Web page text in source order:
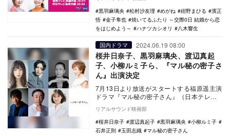
～交際…
黒羽麻璃央
松村沙友理 めがね 紺野まひる
濱正
悟
金子隼也
焼いてるふたり ～交際0日 結婚から恋
をはじめよう～
ハナツカシオリ 八木響生
国内ドラマ 2024.06.19 08:00
桜井日奈子、黒羽麻璃央、渡辺真起
子、小柳ルミ子ら、『マル秘の密子さ
ん』出演決定
7月13日より放送がスタートする福原遥主演
ドラマ『マル秘の密子さん』（日本テレビ
系）の追加キャストとして、小柳ルミ子、
神保悟志、…
リアルサウンド映画部
桜井日奈子
渡辺真起子 黒羽麻璃央
小柳ルミ子
石井正則
玉田志織 マル秘の密子さん